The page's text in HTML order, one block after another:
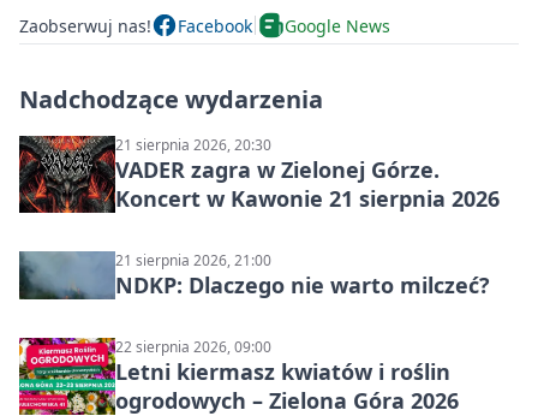
Zaobserwuj nas! Facebook Google News
Nadchodzące wydarzenia
21 sierpnia 2026, 20:30
VADER zagra w Zielonej Górze.
Koncert w Kawonie 21 sierpnia 2026
21 sierpnia 2026, 21:00
NDKP: Dlaczego nie warto milczeć?
22 sierpnia 2026, 09:00
Letni kiermasz kwiatów i roślin
ogrodowych – Zielona Góra 2026